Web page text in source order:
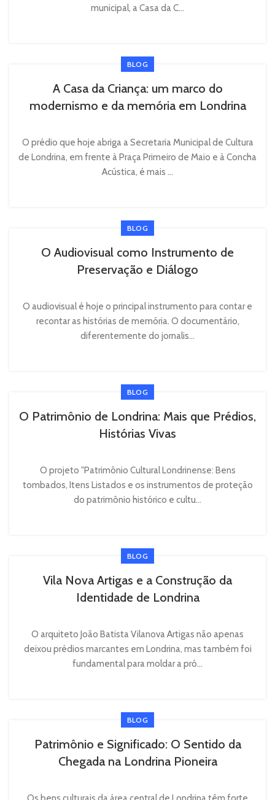
municipal, a Casa da C...
BLOG
A Casa da Criança: um marco do
modernismo e da memória em Londrina
O prédio que hoje abriga a Secretaria Municipal de Cultura
de Londrina, em frente à Praça Primeiro de Maio e à Concha
Acústica, é mais ...
BLOG
O Audiovisual como Instrumento de
Preservação e Diálogo
O audiovisual é hoje o principal instrumento para contar e
recontar as histórias de memória. O documentário,
diferentemente do jornalis...
BLOG
O Patrimônio de Londrina: Mais que Prédios,
Histórias Vivas
O projeto "Patrimônio Cultural Londrinense: Bens
tombados, Itens Listados e os instrumentos de proteção
do patrimônio histórico e cultu...
BLOG
Vila Nova Artigas e a Construção da
Identidade de Londrina
O arquiteto João Batista Vilanova Artigas não apenas
deixou prédios marcantes em Londrina, mas também foi
fundamental para moldar a pró...
BLOG
Patrimônio e Significado: O Sentido da
Chegada na Londrina Pioneira